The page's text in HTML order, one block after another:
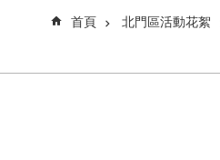
首頁 北門區活動花絮